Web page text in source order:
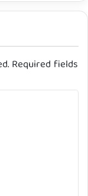
Required fields